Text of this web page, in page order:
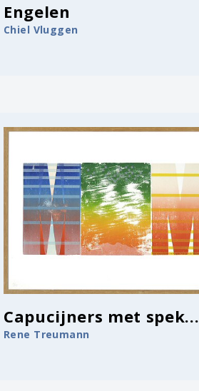
Engelen
Chiel Vluggen
Capucijners met spek...
Rene Treumann